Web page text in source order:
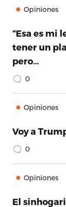
Opiniones
“Esa es mi
tener un
pero…
0
Opiniones
Voy a
0
Opiniones
El